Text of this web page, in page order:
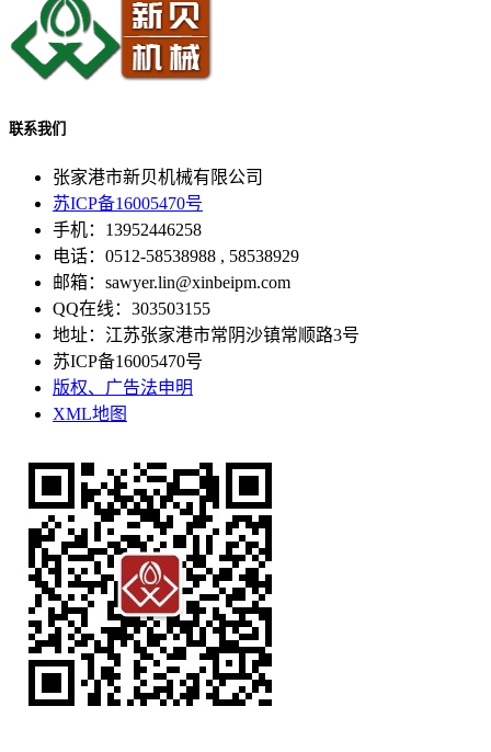
联系我们
张家港市新贝机械有限公司
苏ICP备16005470号
手机：13952446258
电话：0512-58538988 , 58538929
邮箱：sawyer.lin@xinbeipm.com
QQ在线：303503155
地址：江苏张家港市常阴沙镇常顺路3号
苏ICP备16005470号
版权、广告法申明
XML地图